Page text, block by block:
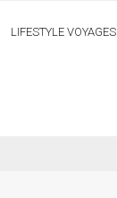
LIFESTYLE VOYAGES